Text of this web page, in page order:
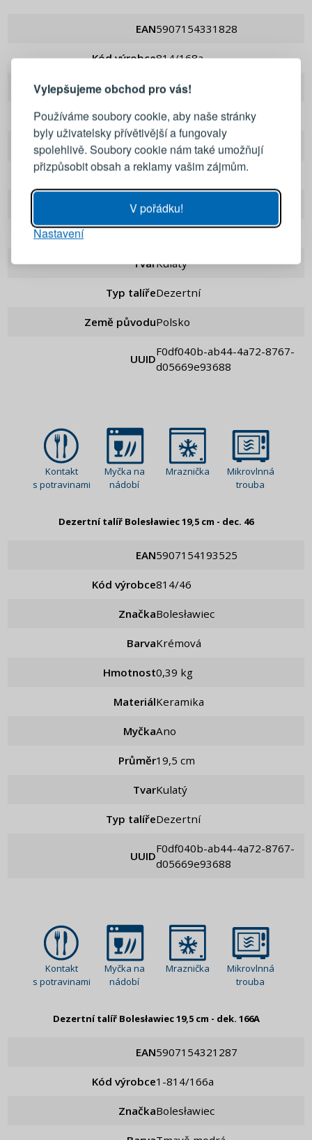
Vylepšujeme obchod pro vás!
Používáme soubory cookie, aby naše stránky
byly uživatelsky přívětivější a fungovaly
spolehlivě. Soubory cookie nám také umožňují
přizpůsobit obsah a reklamy vašim zájmům.
V pořádku!
Nastavení
EAN 5907154331828
Kód výrobce 814/168a
Značka Bolesławiec
Barva Krémová , Tmavě modrá
Hmotnost 0,38 kg
Materiál Keramika
Myčka Ano
Tvar Kulatý
Typ talíře Dezertní
Země původu Polsko
UUID
f0df040b-ab44-4a72-8767-
d05669e93688
Kontakt
s potravinami
Myčka na
nádobí
Mraznička
Mikrovlnná
trouba
Dezertní talíř Bolesławiec 19,5 cm - dec. 46
EAN 5907154193525
Kód výrobce 814/46
Značka Bolesławiec
Barva Krémová
Hmotnost 0,39 kg
Materiál Keramika
Myčka Ano
Průměr 19,5 cm
Tvar Kulatý
Typ talíře Dezertní
UUID
f0df040b-ab44-4a72-8767-
d05669e93688
Kontakt
s potravinami
Myčka na
nádobí
Mraznička
Mikrovlnná
trouba
Dezertní talíř Bolesławiec 19,5 cm - dek. 166A
EAN 5907154321287
Kód výrobce 1-814/166a
Značka Bolesławiec
Přihlaste se ke svému účtu
Emailová adresa
PŘIHLÁSIT SE
Připomenutí hesla